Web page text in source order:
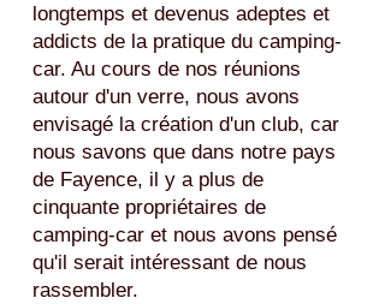
longtemps et devenus adeptes et
addicts de la pratique du camping-
car. Au cours de nos réunions
autour d'un verre, nous avons
envisagé la création d'un club, car
nous savons que dans notre pays
de Fayence, il y a plus de
cinquante propriétaires de
camping-car et nous avons pensé
qu'il serait intéressant de nous
rassembler.